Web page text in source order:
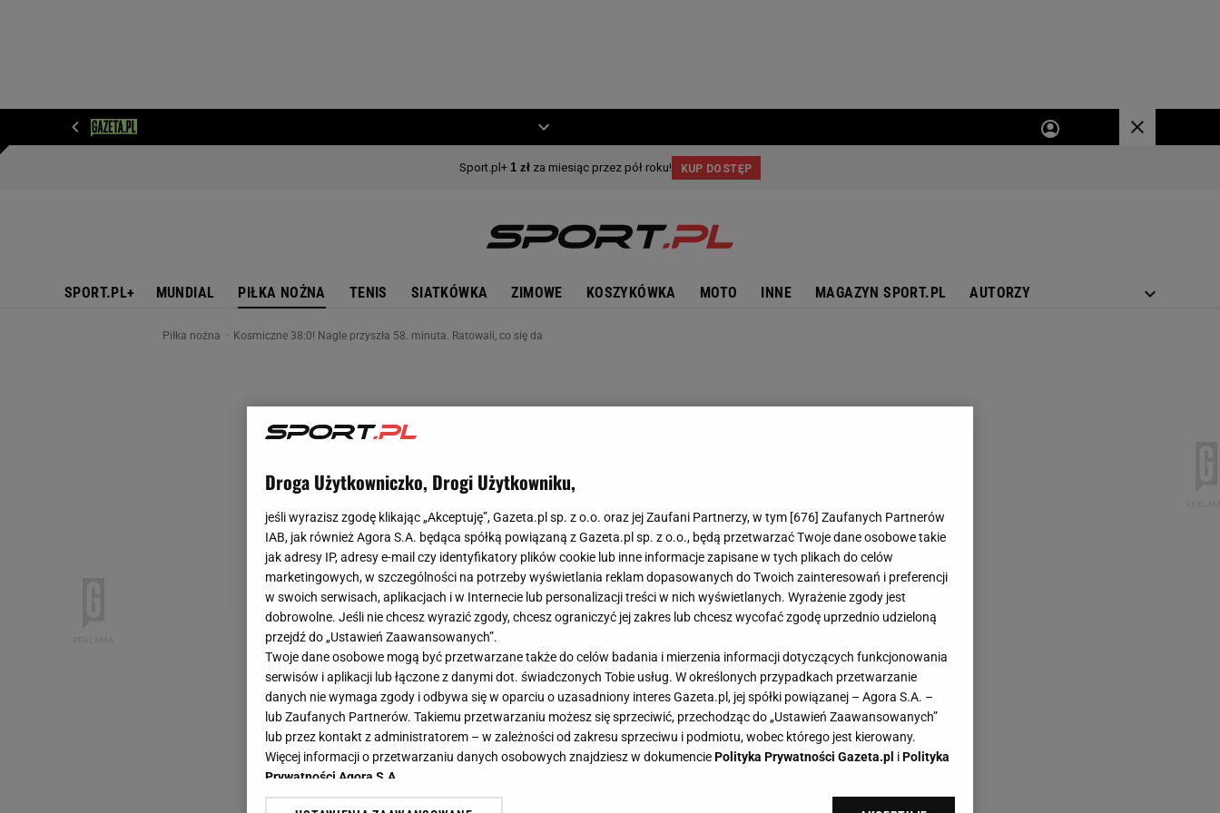
SPORT.PL+ MUNDIAL PIŁKA NOŻNA TENIS SIATKÓWKA ZIMOWE KOSZYKÓWKA MOTO INNE MAGAZYN SPORT.PL AUTORZY
Piłka nożna Kosmiczne 38:0! Nagle przyszła 58. minuta. Ratowali, co się da
Droga Użytkowniczko, Drogi Użytkowniku,
jeśli wyrazisz zgodę klikając „Akceptuję”, Gazeta.pl sp. z o.o. oraz jej Zaufani Partnerzy, w tym [676] Zaufanych Partnerów
IAB, jak również Agora S.A. będąca spółką powiązaną z Gazeta.pl sp. z o.o., będą przetwarzać Twoje dane osobowe takie
jak adresy IP, adresy e-mail czy identyfikatory plików cookie lub inne informacje zapisane w tych plikach do celów
marketingowych, w szczególności na potrzeby wyświetlania reklam dopasowanych do Twoich zainteresowań i preferencji
w swoich serwisach, aplikacjach i w Internecie lub personalizacji treści w nich wyświetlanych. Wyrażenie zgody jest
dobrowolne. Jeśli nie chcesz wyrazić zgody, chcesz ograniczyć jej zakres lub chcesz wycofać zgodę uprzednio udzieloną
przejdź do „Ustawień Zaawansowanych”.
Twoje dane osobowe mogą być przetwarzane także do celów badania i mierzenia informacji dotyczących funkcjonowania
serwisów i aplikacji lub łączone z danymi dot. świadczonych Tobie usług. W określonych przypadkach przetwarzanie
danych nie wymaga zgody i odbywa się w oparciu o uzasadniony interes Gazeta.pl, jej spółki powiązanej – Agora S.A. –
lub Zaufanych Partnerów. Takiemu przetwarzaniu możesz się sprzeciwić, przechodząc do „Ustawień Zaawansowanych”
lub przez kontakt z administratorem – w zależności od zakresu sprzeciwu i podmiotu, wobec którego jest kierowany.
Więcej informacji o przetwarzaniu danych osobowych znajdziesz w dokumenciePolityka Prywatności Gazeta.pl iPolityka
Prywatności Agora S.A.